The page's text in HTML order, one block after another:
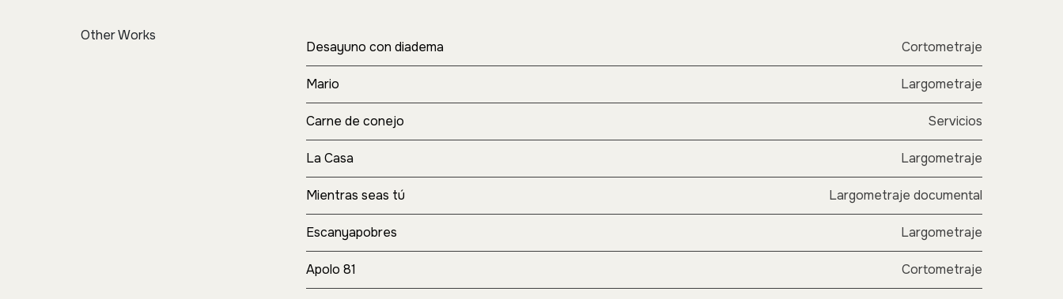
Other Works
Desayuno con diadema Cortometraje
Mario Largometraje
Carne de conejo Servicios
La Casa Largometraje
Mientras seas tú Largometraje documental
Escanyapobres Largometraje
Apolo 81 Cortometraje